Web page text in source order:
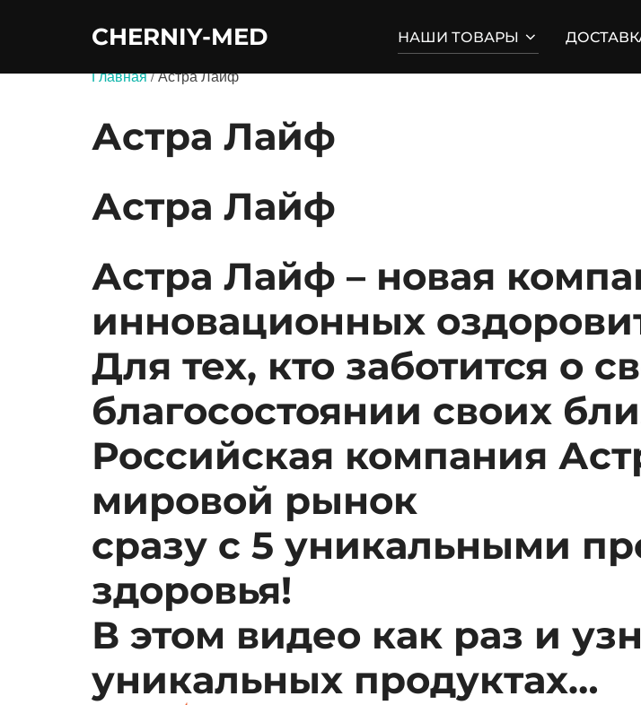
CHERNIY-MED НАШИ ТОВАРЫ
Главная/ Астра Лайф
Астра Лайф
Астра Лайф
Астра Лайф – новая
инновационных
Для тех, кто заботится о
благосостоянии своих
Российская компания
мировой рынок
сразу с 5 уникальными
здоровья!
В этом видео как раз и
уникальных продуктах…